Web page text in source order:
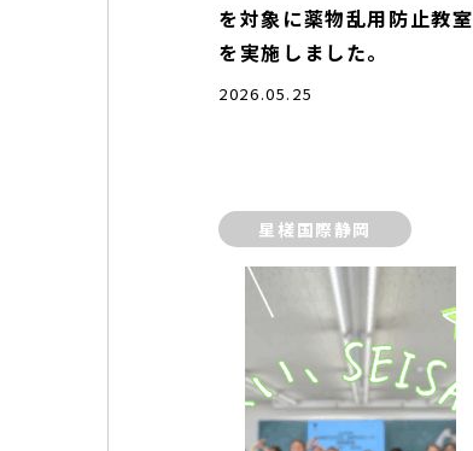
を対象に薬物乱用防止教室
を実施しました。
2026.05.25
星槎国際静岡